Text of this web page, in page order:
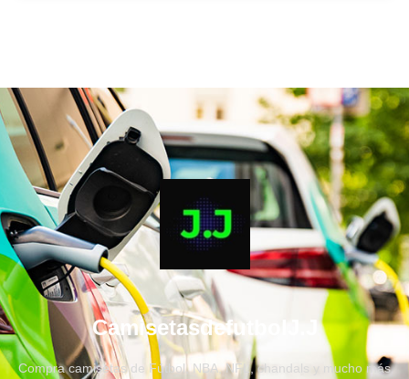
CamisetasdefutbolJ.J
Compra camisetas de Fútbol, NBA, NFL, chandals y mucho más